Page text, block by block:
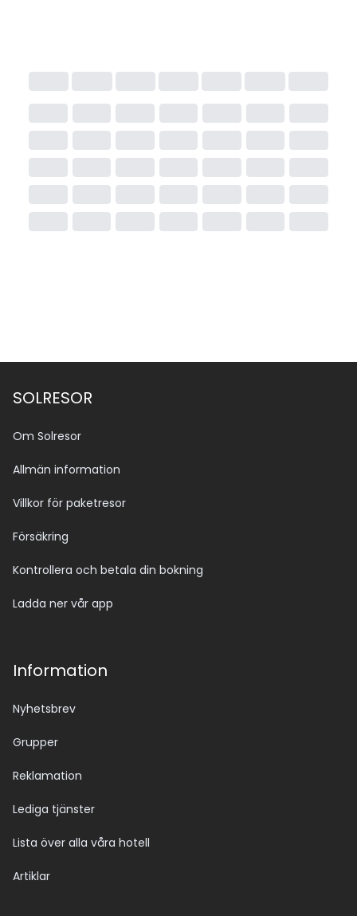
SOLRESOR
Om Solresor
Allmän information
Villkor för paketresor
Försäkring
Kontrollera och betala din bokning
Ladda ner vår app
Information
Nyhetsbrev
Grupper
Reklamation
Lediga tjänster
Lista över alla våra hotell
Artiklar